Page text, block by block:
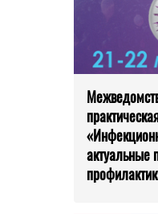
актуальные